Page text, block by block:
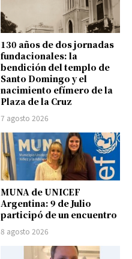
130 años de dos jornadas
fundacionales: la
bendición del templo de
Santo Domingo y el
nacimiento efímero de la
Plaza de la Cruz
7 agosto 2026
MUNA de UNICEF
Argentina: 9 de Julio
participó de un encuentro
8 agosto 2026